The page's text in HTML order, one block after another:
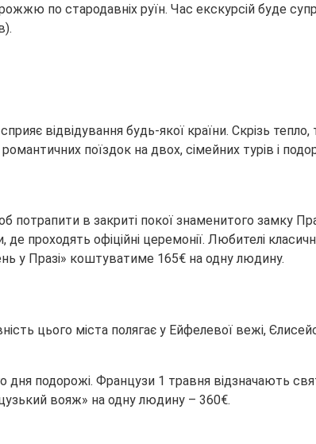
по стародавніх руїн. Час екскурсій буде
відвідування будь-якої країни. Скрізь
поїздок на двох, сімейних турів і
потрапити в закриті покої знаменитого замку
де проходять офіційні церемонії. Любителі
у Празі» коштуватиме 165€ на одну людину.
цього міста полягає у Ейфелевої вежі,
подорожі. Французи 1 травня відзначають
вояж» на одну людину – 360€.